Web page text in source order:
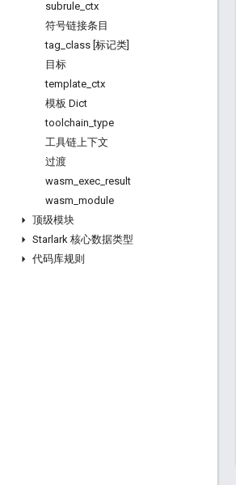
subrule ctx
符号链接条目
tag class [标记类]
目标
template ctx
模板 Dict
toolchain _type
工具链上下文
过渡
wasm exec result
wasm module
顶级模块
Starlark 核心数据类型
代码库规则